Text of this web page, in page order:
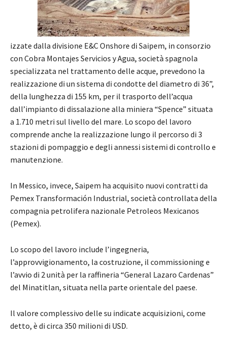
izzate dalla divisione E&C Onshore di Saipem, in consorzio
con Cobra Montajes Servicios y Agua, società spagnola
specializzata nel trattamento delle acque, prevedono la
realizzazione di un sistema di condotte del diametro di 36”,
della lunghezza di 155 km, per il trasporto dell’acqua
dall’impianto di dissalazione alla miniera “Spence” situata
a 1.710 metri sul livello del mare. Lo scopo del lavoro
comprende anche la realizzazione lungo il percorso di 3
stazioni di pompaggio e degli annessi sistemi di controllo e
manutenzione.
In Messico, invece, Saipem ha acquisito nuovi contratti da
Pemex Transformación Industrial, società controllata della
compagnia petrolifera nazionale Petroleos Mexicanos
(Pemex).
Lo scopo del lavoro include l’ingegneria,
l’approvvigionamento, la costruzione, il commissioning e
l’avvio di 2 unità per la raffineria “General Lazaro Cardenas”
del Minatitlan, situata nella parte orientale del paese.
Il valore complessivo delle su indicate acquisizioni, come
detto, è di circa 350 milioni di USD.